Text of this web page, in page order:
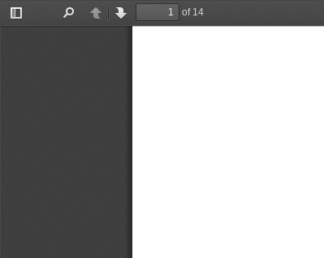
Toggle
PreviousNext
of 14